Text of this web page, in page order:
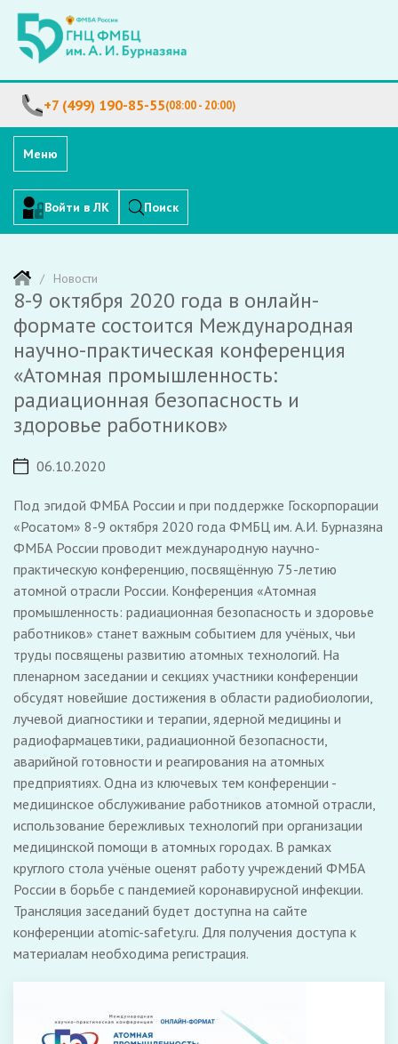
+7 (499) 190-85-55(08:00 - 20:00)
Меню
Войти в ЛК Поиск
Новости
8-9 октября 2020 года в онлайн-
формате состоится Международная
научно-практическая конференция
«Атомная промышленность:
радиационная безопасность и
здоровье работников»
06.10.2020
Под эгидой ФМБА России и при поддержке Госкорпорации
«Росатом» 8-9 октября 2020 года ФМБЦ им. А.И. Бурназяна
ФМБА России проводит международную научно-
практическую конференцию, посвящённую 75-летию
атомной отрасли России. Конференция «Атомная
промышленность: радиационная безопасность и здоровье
работников» станет важным событием для учёных, чьи
труды посвящены развитию атомных технологий. На
пленарном заседании и секциях участники конференции
обсудят новейшие достижения в области радиобиологии,
лучевой диагностики и терапии, ядерной медицины и
радиофармацевтики, радиационной безопасности,
аварийной готовности и реагирования на атомных
предприятиях. Одна из ключевых тем конференции -
медицинское обслуживание работников атомной отрасли,
использование бережливых технологий при организации
медицинской помощи в атомных городах. В рамках
круглого стола учёные оценят работу учреждений ФМБА
России в борьбе с пандемией коронавирусной инфекции.
Трансляция заседаний будет доступна на сайте
конференции atomic-safety.ru. Для получения доступа к
материалам необходима регистрация.